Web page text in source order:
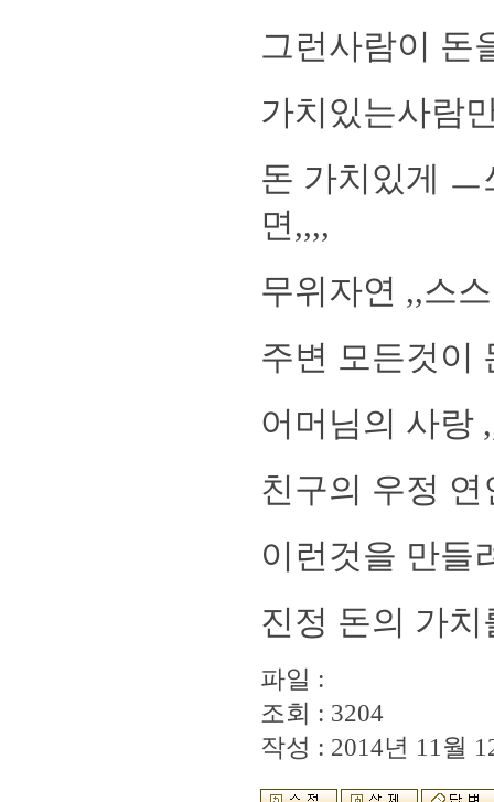
그런사람이 돈
가치있는사람
돈 가치있게
면,,,,
무위자연 ,,스
주변 모든것이
어머님의 사랑
친구의 우정
이런것을 만들
진정 돈의 가
파일 :
조회 : 3204
작성 : 2014년 11월